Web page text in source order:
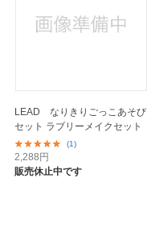
LEAD なりきりごっこあそび
セット ラブリーメイクセット
(1)
2,288 円
販売休止中です